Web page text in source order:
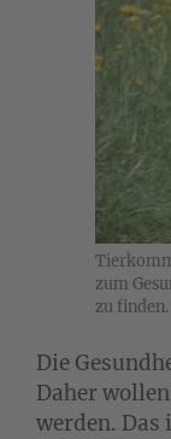
zum
zu finden.
Die
Daher
werden. Das